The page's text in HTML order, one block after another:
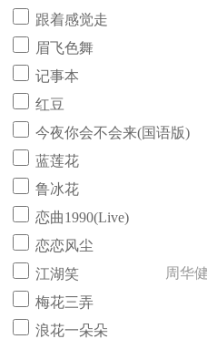
跟着感觉走
眉飞色舞
记事本
红豆
今夜你会不会来(国语版)
蓝莲花
鲁冰花
恋曲1990(Live)
恋恋风尘
江湖笑
周华
梅花三弄
浪花一朵朵